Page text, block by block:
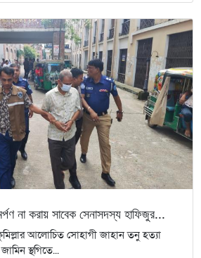
না করায় সাবেক সেনাসদস্য হাফিজুর...
আলোচিত সোহাগী জাহান তনু হত্যা
স্থগিতে...